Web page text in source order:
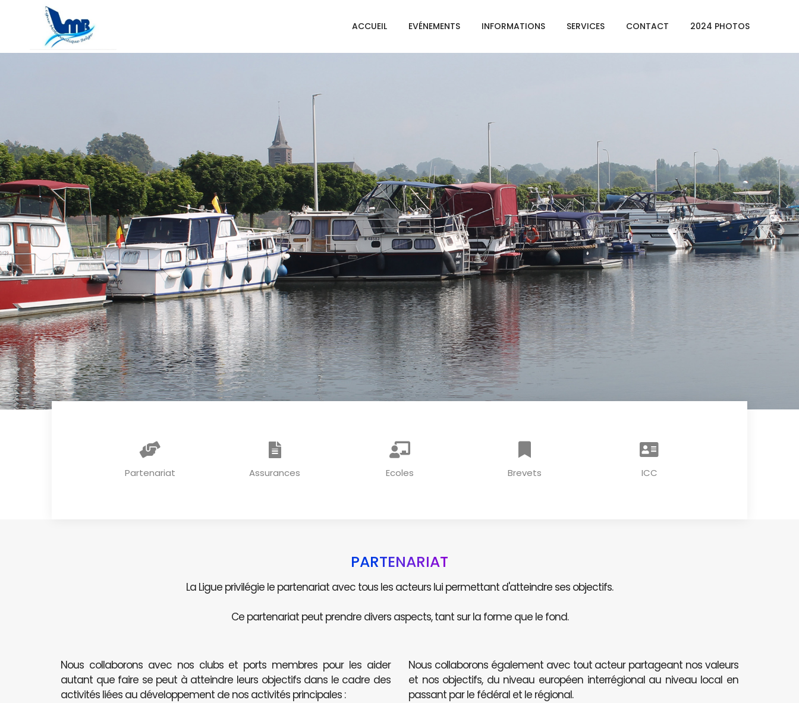
ACCUEIL EVÉNEMENTS INFORMATIONS SERVICES CONTACT 2024 PHOTOS
Partenariat Assurances Ecoles Brevets ICC
PARTENARIAT
La Ligue privilégie le partenariat avec tous les acteurs lui permettant d'atteindre ses objectifs.
Ce partenariat peut prendre divers aspects, tant sur la forme que le fond.
Nous collaborons avec nos clubs et ports membres pour les aider
autant que faire se peut à atteindre leurs objectifs dans le cadre des
activités liées au développement de nos activités principales :
Nous collaborons également avec tout acteur partageant nos valeurs
et nos objectifs, du niveau européen interrégional au niveau local en
passant par le fédéral et le régional.